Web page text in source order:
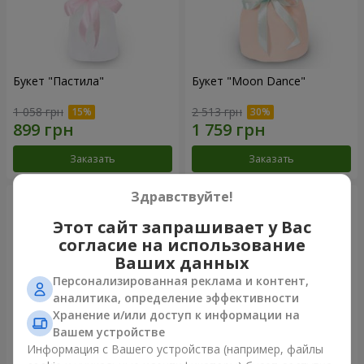
Букет "Пастила"
1 058 грн
Заказать
Букет "Moon Dance"
2 513 грн
Заказать
Здравствуйте!
Этот сайт запрашивает у Вас
согласие на использование
Ваших данных
Персонализированная реклама и контент,
аналитика, определение эффективности
Хранение и/или доступ к информации на
Вашем устройстве
Информация с Вашего устройства (например, файлы